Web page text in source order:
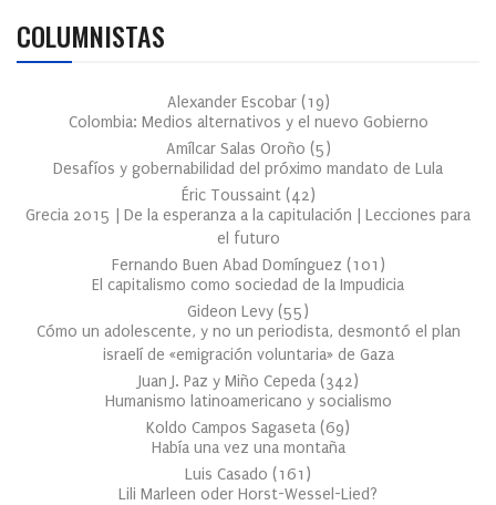
COLUMNISTAS
Alexander Escobar (19)
Colombia: Medios alternativos y el nuevo Gobierno
Amílcar Salas Oroño (5)
Desafíos y gobernabilidad del próximo mandato de Lula
Éric Toussaint (42)
Grecia 2015 | De la esperanza a la capitulación | Lecciones para
el futuro
Fernando Buen Abad Domínguez (101 )
El capitalismo como sociedad de la Impudicia
Gideon Levy (55)
Cómo un adolescente, y no un periodista, desmontó el plan
israelí de «emigración voluntaria» de Gaza
Juan J. Paz y Miño Cepeda (342)
Humanismo latinoamericano y socialismo
Koldo Campos Sagaseta (69)
Había una vez una montaña
Luis Casado (161 )
Lili Marleen oder Horst-Wessel-Lied?